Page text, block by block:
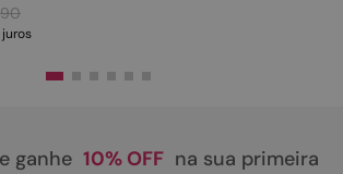
90
ganhe 10% OFF na sua primeira